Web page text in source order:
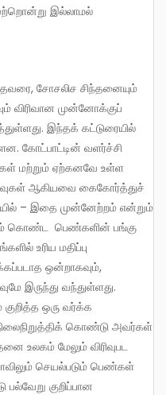
இல்லாமல்
விரிவான முன்னோக்குப்
இந்தக் கட்டுரையில்
கோட்பாட்டின் வளர்ச்சி
மற்றும் ஏற்கனவே உள்ள
ஆகியவை கைகோர்த்துச்
– இதை முன்னேற்றம் என்றும்
கொண்ட பெண்களின் பங்கு
உரிய மதிப்பு
ஒன்றாகவும்,
இருந்து வந்துள்ளது.
ஒரு வர்க்க
கொண்டு அவர்கள்
உலகம் மேலும் விரிவுபட
செயல்படும் பெண்கள்
குறிப்பான